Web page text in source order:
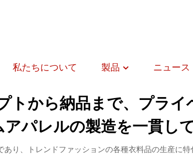
私たちについて 製品 ニュース
トから納品まで、プラ
アパレルの製造を一貫し
り、トレンドファッションの各種衣料品の生産に